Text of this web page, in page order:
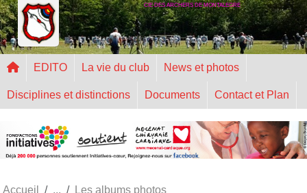
CIE DES ARCHERS DE MONTALEGRE
EDITO La vie du club News et photos
Disciplines et distinctions Documents Contact et Plan
Accueil Les albums photos
Panneau de gestion des cookies